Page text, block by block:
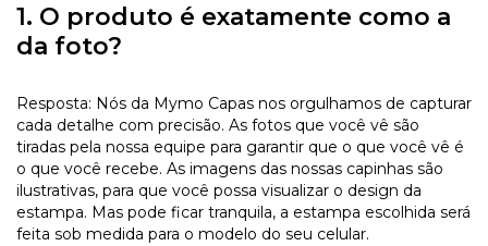
1. O produto é exatamente como a
da foto?
Resposta: Nós da Mymo Capas nos orgulhamos de capturar
cada detalhe com precisão. As fotos que você vê são
tiradas pela nossa equipe para garantir que o que você vê é
o que você recebe. As imagens das nossas capinhas são
ilustrativas, para que você possa visualizar o design da
estampa. Mas pode ficar tranquila, a estampa escolhida será
feita sob medida para o modelo do seu celular.